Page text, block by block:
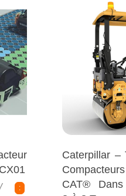
:
Caterpillar –
CAT®